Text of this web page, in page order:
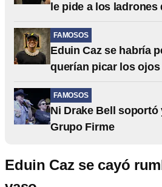
le pide a los
FAMOSOS
Eduin Caz se habría
querían picar los ojos
FAMOSOS
Ni Drake Bell
Grupo Firme
Eduin Caz se cayó